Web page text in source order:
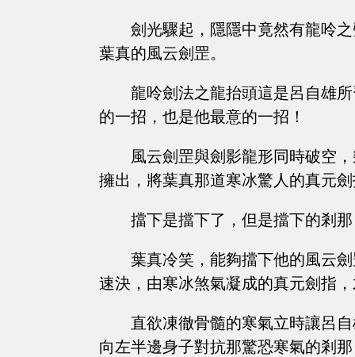
劍光驟起，隱隱中竟然有龍呤
葉真的風云劍罡。
龍呤劍法之龍抬頭這是呂自雄
的一招，也是他最意的一招！
風云劍罡與劍影龍形同時破空
擁出，將葉真那道寒冰驚人的真元
擋下是擋下了，但是擋下的剎
葉真冷笑，能夠擋下他的風云
速決，由寒冰煞氣凝成的真元劍指
直欲凍徹骨髓的寒氣立時讓呂
向左半邊身子對抗那驚恐寒氣的剎